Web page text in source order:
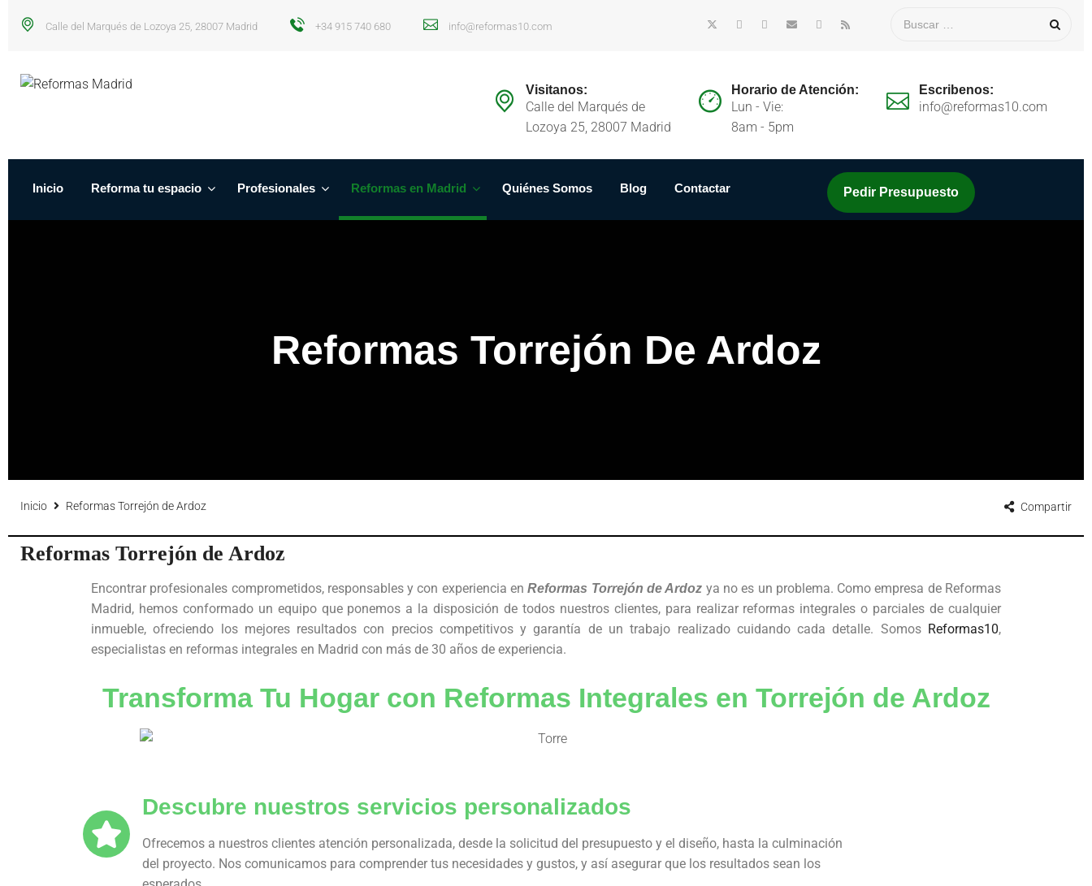
Calle del Marqués de Lozoya 25, 28007 Madrid +34 915 740 680 info@reformas10.com
Visitanos:
Calle del Marqués de
Lozoya 25, 28007 Madrid
Horario de Atención:
Lun - Vie:
8am - 5pm
Escribenos:
info@reformas10.com
Inicio Reforma tu espacio Profesionales Reformas en Madrid Quiénes Somos Blog Contactar Pedir Presupuesto
Reformas Torrejón De Ardoz
Inicio Reformas Torrejón de Ardoz Compartir
Reformas Torrejón de Ardoz
Encontrar profesionales comprometidos, responsables y con experiencia enReformas Torrejón de Ardoz ya no es un problema. Como empresa de Reformas
Madrid, hemos conformado un equipo que ponemos a la disposición de todos nuestros clientes, para realizar reformas integrales o parciales de cualquier
inmueble, ofreciendo los mejores resultados con precios competitivos y garantía de un trabajo realizado cuidando cada detalle. Somos Reformas10,
especialistas en reformas integrales en Madrid con más de 30 años de experiencia.
Transforma Tu Hogar con Reformas Integrales en Torrejón de Ardoz
Descubre nuestros servicios personalizados​
Ofrecemos a nuestros clientes atención personalizada, desde la solicitud del presupuesto y el diseño, hasta la culminación
del proyecto. Nos comunicamos para comprender tus necesidades y gustos, y así asegurar que los resultados sean los